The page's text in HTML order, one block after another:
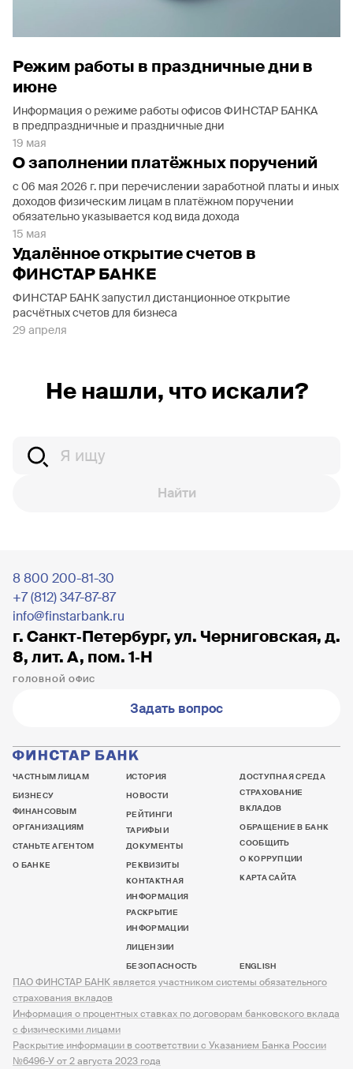
Режим работы в праздничные дни в
июне
Информация о режиме работы офисов ФИНСТАР БАНКА
в предпраздничные и праздничные дни
19 мая
О заполнении платёжных поручений
с 06 мая 2026 г. при перечислении заработной платы и иных
доходов физическим лицам в платёжном поручении
обязательно указывается код вида дохода
15 мая
Удалённое открытие счетов в
ФИНСТАР БАНКЕ
ФИНСТАР БАНК запустил дистанционное открытие
расчётных счетов для бизнеса
29 апреля
Не нашли, что искали?
Найти
8 800 200-81-30
+7 (812) 347-87-87
info@finstarbank.ru
г. Санкт‐Петербург, ул. Черниговская, д.
8, лит. А, пом. 1‐Н
ГОЛОВНОЙ ОФИС
Задать вопрос
ЧАСТНЫМ ЛИЦАМ
БИЗНЕСУ
ФИНАНСОВЫМ
ОРГАНИЗАЦИЯМ
СТАНЬТЕ АГЕНТОМ
О БАНКЕ
ИСТОРИЯ
НОВОСТИ
РЕЙТИНГИ
ТАРИФЫ И
ДОКУМЕНТЫ
РЕКВИЗИТЫ
КОНТАКТНАЯ
ИНФОРМАЦИЯ
РАСКРЫТИЕ
ИНФОРМАЦИИ
ЛИЦЕНЗИИ
БЕЗОПАСНОСТЬ
ДОСТУПНАЯ СРЕДА
СТРАХОВАНИЕ
ВКЛАДОВ
ОБРАЩЕНИЕ В БАНК
СООБЩИТЬ
О КОРРУПЦИИ
КАРТА САЙТА
ENGLISH
ПАО ФИНСТАР БАНК является участником системы обязательного
страхования вкладов
Информация о процентных ставках по договорам банковского вклада
с физическими лицами
Раскрытие информации в соответствии с Указанием Банка России
№6496-У от 2 августа 2023 года